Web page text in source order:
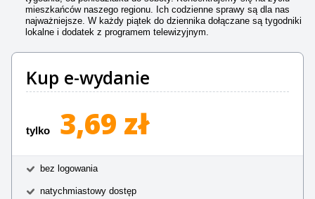
mieszkańców naszego regionu. Ich codzienne sprawy są dla nas
najważniejsze. W każdy piątek do dziennika dołączane są tygodniki
lokalne i dodatek z programem telewizyjnym.
Kup e-wydanie
tylko 3,69 zł
bez logowania
natychmiastowy dostęp